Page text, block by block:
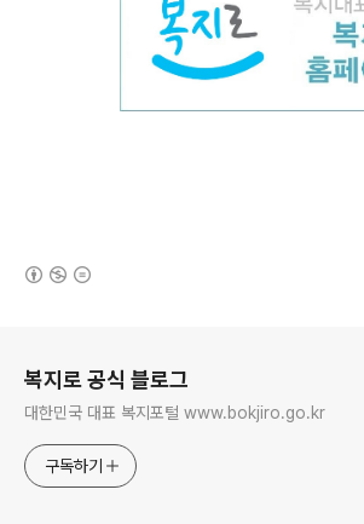
복지로 공식 블로그
대한민국 대표 복지포털 www.bokjiro.go.kr
구독하기